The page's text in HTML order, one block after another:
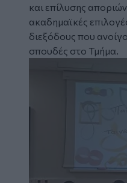
και επίλυσης
ακαδημαϊκές
διεξόδους που
σπουδές στο Τμήμα.